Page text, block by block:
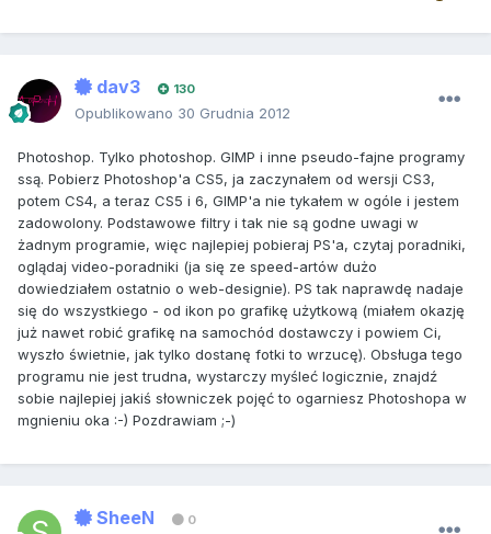
dav3 130
Opublikowano 30 Grudnia 2012
Photoshop. Tylko photoshop. GIMP i inne pseudo-fajne programy
ssą. Pobierz Photoshop'a CS5, ja zaczynałem od wersji CS3,
potem CS4, a teraz CS5 i 6, GIMP'a nie tykałem w ogóle i jestem
zadowolony. Podstawowe filtry i tak nie są godne uwagi w
żadnym programie, więc najlepiej pobieraj PS'a, czytaj poradniki,
oglądaj video-poradniki (ja się ze speed-artów dużo
dowiedziałem ostatnio o web-designie). PS tak naprawdę nadaje
się do wszystkiego - od ikon po grafikę użytkową (miałem okazję
już nawet robić grafikę na samochód dostawczy i powiem Ci,
wyszło świetnie, jak tylko dostanę fotki to wrzucę). Obsługa tego
programu nie jest trudna, wystarczy myśleć logicznie, znajdź
sobie najlepiej jakiś słowniczek pojęć to ogarniesz Photoshopa w
mgnieniu oka :-) Pozdrawiam ;-)
SheeN 0